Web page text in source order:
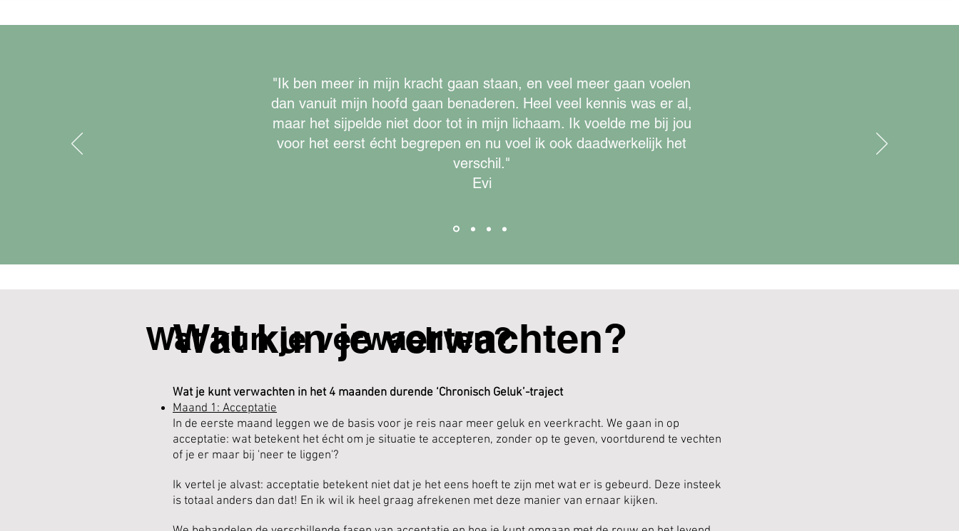
"Ik ben meer in mijn kracht gaan staan, en veel meer gaan voelen
dan vanuit mijn hoofd gaan benaderen. Heel veel kennis was er al,
maar het sijpelde niet door tot in mijn lichaam. Ik voelde me bij jou
voor het eerst écht begrepen en nu voel ik ook daadwerkelijk het
verschil."
Evi
Wat kun je verwachten?
Wat kun je verwachten?
Wat je kunt verwachten in het 4 maanden durende ‘Chronisch Geluk’-traject
Maand 1: Acceptatie
In de eerste maand leggen we de basis voor je reis naar meer geluk en veerkracht. We gaan in op
acceptatie: wat betekent het écht om je situatie te accepteren, zonder op te geven, voortdurend te vechten
of je er maar bij 'neer te liggen'?
Ik vertel je alvast: acceptatie betekent niet dat je het eens hoeft te zijn met wat er is gebeurd. Deze insteek
is totaal anders dan dat! En ik wil ik heel graag afrekenen met deze manier van ernaar kijken.